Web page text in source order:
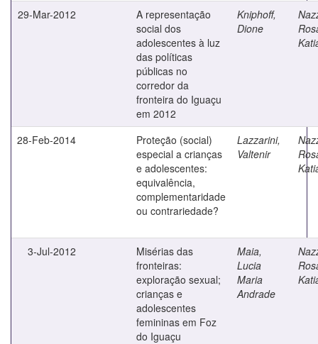
29-Mar-2012
A representação
social dos
adolescentes à luz
das políticas
públicas no
corredor da
fronteira do Iguaçu
em 2012
Kniphoff,
Dione
28-Feb-2014
Proteção (social)
especial a crianças
e adolescentes:
equivalência,
complementaridade
ou contrariedade?
Lazzarini,
Valtenir
3-Jul-2012
Misérias das
fronteiras:
exploração sexual;
crianças e
adolescentes
femininas em Foz
do Iguaçu
Maia,
Lucia
Maria
Andrade